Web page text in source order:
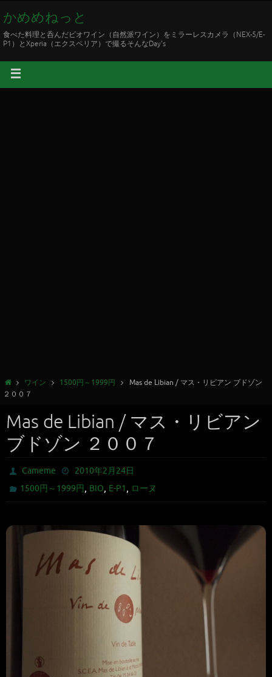
かめめねっと
食べた料理と呑んだビオワイン（自然派ワイン）をミラーレスカメラ（NEX-5/E-
P1）とXperia（エクスペリア）で撮るそんなDay's
ワイン 1500円～1999円
Mas de Libian / マス・リビアン ブドゾン
２００７
Mas de Libian / マス・リビアン
ブドゾン ２００７
Cameme
2010年2月24日
1500円～1999円 , BIO, E-P1 , ローヌ